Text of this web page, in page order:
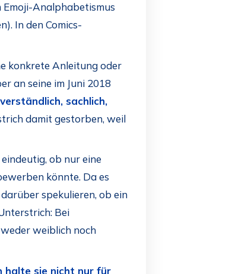
Emoji-Analphabetismus
In den Comics-
konkrete Anleitung oder
an seine im Juni 2018
sachlich,
damit gestorben, weil
ob nur eine
könnte. Da es
spekulieren, ob ein
Bei
weiblich noch
halte sie nicht nur für